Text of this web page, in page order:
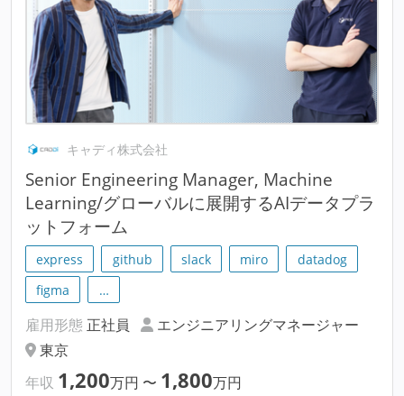
キャディ株式会社
Senior Engineering Manager, Machine
Learning/グローバルに展開するAIデータプラ
ットフォーム
express github slack miro
datadog
figma
…
雇用形態 正社員
エンジニアリングマネージャー
東京
年収 1,200万円 〜 1,800万円